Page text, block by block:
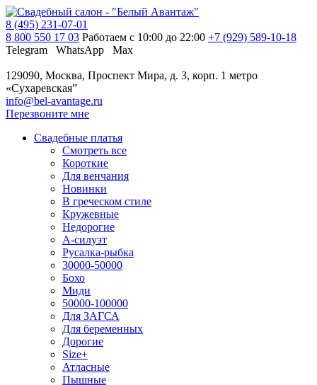
8 (495) 231-07-01
8 800 550 17 03 Работаем с 10:00 до 22:00 +7 (929) 589-10-18
Telegram
WhatsApp Max
129090, Москва, Проспект Мира, д. 3, корп. 1 метро
«Сухаревская”
info@bel-avantage.ru
Перезвоните мне
Свадебные платья
Смотреть все
Короткие
Для венчания
Новинки
В греческом стиле
Кружевные
Недорогие
А-силуэт
Русалка-рыбка
30000-50000
Бохо
Миди
50000-100000
Для ЗАГСА
Для беременных
Дорогие
Size+
Атласные
Пышные